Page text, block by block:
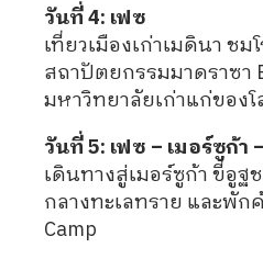
วันที่ 4: เฟซ
เที่ยวเมืองเก่าเมดินา ช
สถาปัตยกรรมมาดราซา
มหาวิทยาลัยเก่าแก่ของ
วันที่ 5: เฟซ – เมอร์ซูก้า
เดินทางสู่เมอร์ซูก้า ขี่อู
กลางทะเลทราย และพัก
Camp